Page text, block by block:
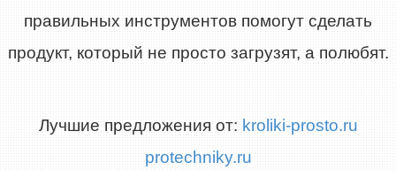
правильных инструментов помогут сделать
продукт, который не просто загрузят, а полюбят.
Лучшие предложения от: kroliki-prosto.ru
protechniky.ru